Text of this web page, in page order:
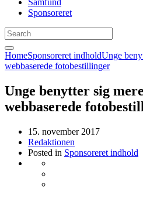
Samfund
Sponsoreret
HomeSponsoreret indholdUnge
webbaserede fotobestillinger
Unge benytter sig
webbaserede
15. november 2017
Redaktionen
Posted in Sponsoreret indhold